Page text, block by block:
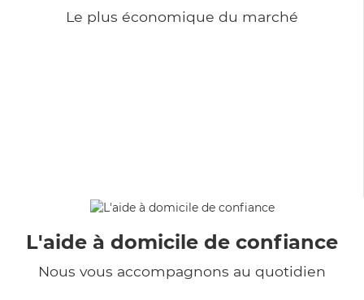
Le plus économique du marché
L'aide à domicile de confiance
Nous vous accompagnons au quotidien